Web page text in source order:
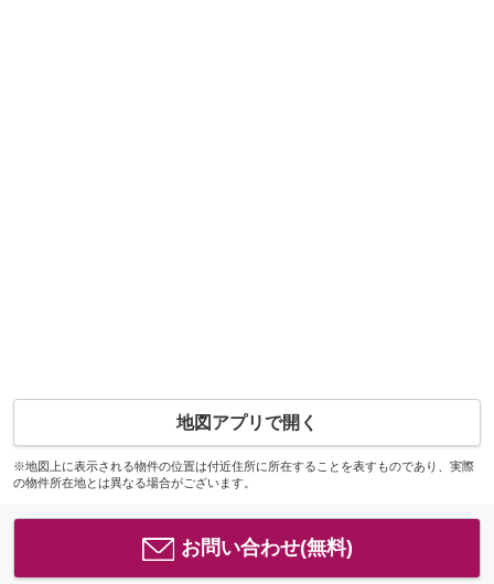
地図アプリで開く
※地図上に表示される物件の位置は付近住所に所在することを表すものであり、実際
の物件所在地とは異なる場合がございます。
お問い合わせ(無料)